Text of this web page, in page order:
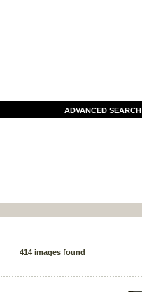
ADVANCED SEARCH
414 images found